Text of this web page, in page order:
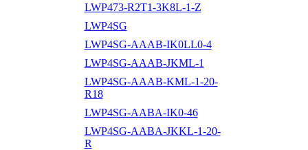
LWP473-R2T1-3K8L-1-Z
LWP4SG
LWP4SG-AAAB-IK0LL0-4
LWP4SG-AAAB-JKML-1
LWP4SG-AAAB-KML-1-20-
R18
LWP4SG-AABA-IK0-46
LWP4SG-AABA-JKKL-1-20-
R